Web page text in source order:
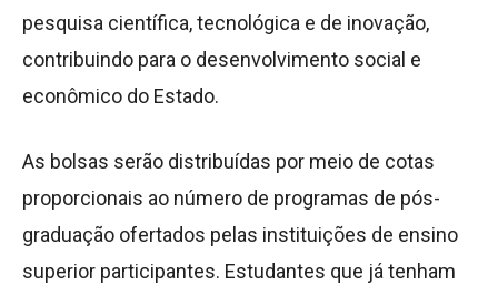
pesquisa científica, tecnológica e de inovação,
contribuindo para o desenvolvimento social e
econômico do Estado.
As bolsas serão distribuídas por meio de cotas
proporcionais ao número de programas de pós-
graduação ofertados pelas instituições de ensino
superior participantes. Estudantes que já tenham